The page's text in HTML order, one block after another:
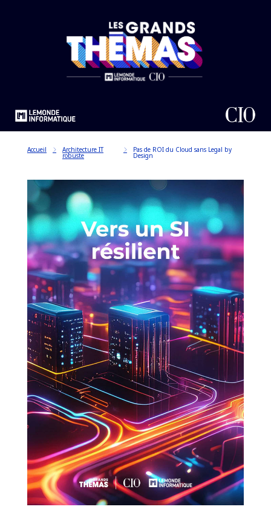
Accueil Architecture IT
robuste
Pas de ROI du Cloud sans Legal by
Design